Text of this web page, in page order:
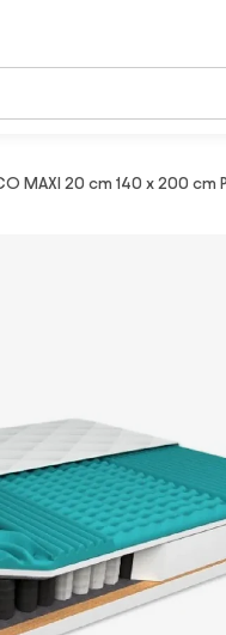
MAXI 20 cm 140 x 200